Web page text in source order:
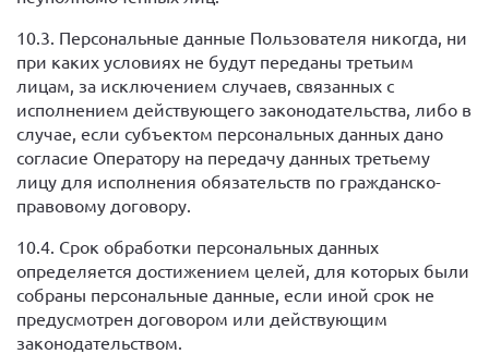
10.3. Персональные данные Пользователя никогда, ни
при каких условиях не будут переданы третьим
лицам, за исключением случаев, связанных с
исполнением действующего законодательства, либо в
случае, если субъектом персональных данных дано
согласие Оператору на передачу данных третьему
лицу для исполнения обязательств по гражданско-
правовому договору.
10.4. Срок обработки персональных данных
определяется достижением целей, для которых были
собраны персональные данные, если иной срок не
предусмотрен договором или действующим
законодательством.